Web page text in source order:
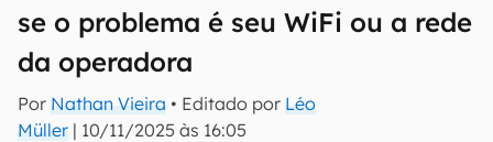
se o problema é seu WiFi ou a rede
da operadora
Por Nathan Vieira • Editado por Léo
Müller | 10/11/2025 às 16:05
E-mail
inscreva-se